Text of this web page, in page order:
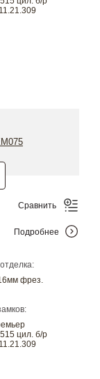
фрез.
цил. б/р
Сравнить
Подробнее